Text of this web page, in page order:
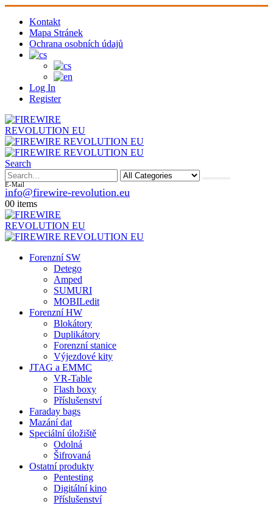
Kontakt
Mapa Stránek
Ochrana osobních údajů
Log In
Register
Search
E-Mail
info@firewire-revolution.eu
00 items
Forenzní SW
Detego
Amped
SUMURI
MOBILedit
Forenzní HW
Blokátory
Duplikátory
Forenzní stanice
Výjezdové kity
JTAG a EMMC
VR-Table
Flash boxy
Příslušenství
Faraday bags
Mazání dat
Speciální úložiště
Odolná
Šifrovaná
Ostatní produkty
Pentesting
Digitální kino
Příslušenství